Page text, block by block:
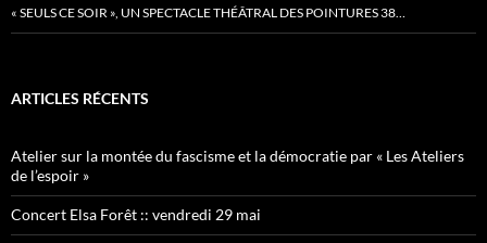
« SEULS CE SOIR », UN SPECTACLE THÉÂTRAL DES POINTURES 38…
ARTICLES RÉCENTS
Atelier sur la montée du fascisme et la démocratie par « Les Ateliers
de l’espoir »
Concert Elsa Forêt :: vendredi 29 mai